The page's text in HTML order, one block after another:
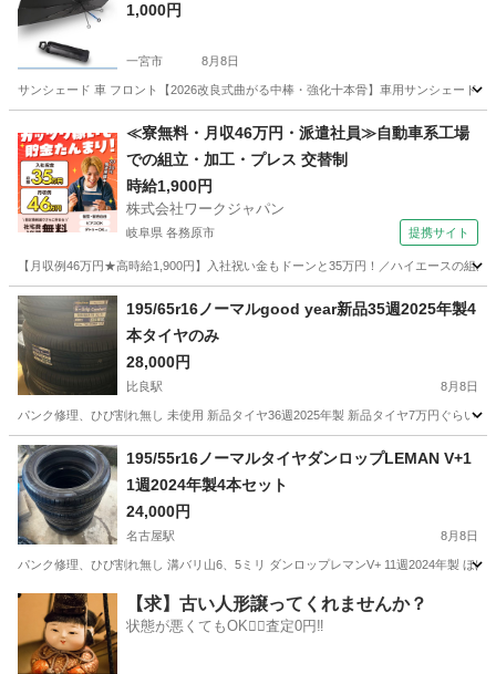
1,000円
一宮市 8月8日
サンシェード 車 フロント【2026改良式曲がる中棒・強化十本骨】車用サンシェード
その他
≪寮無料・月収46万円・派遣社員≫自動車系工場
での組立・加工・プレス 交替制
時給1,900円
株式会社ワークジャパン
岐阜県 各務原市 提携サイト
【月収例46万円★高時給1,900円】入社祝い金もドーンと35万円！／ハイエースの組
岐阜 各務原市 195/65r16ノーマルgood year新品35週2025年製4
本タイヤのみ
28,000円
比良駅 8月8日
パンク修理、ひび割れ無し 未使用 新品タイヤ36週2025年製 新品タイヤ7万円ぐらい
愛知 名古屋市 タイヤ、ホイール
195/55r16ノーマルタイヤダンロップLEMAN V+1
1週2024年製4本セット
24,000円
名古屋駅 8月8日
パンク修理、ひび割れ無し 溝バリ山6、5ミリ ダンロップレマンV+ 11週2024年製 ほ
愛知 名古屋市 名古屋駅 タイヤ、ホイール ダンロップ
【求】古い人形譲ってくれませんか？
状態が悪くてもOK🙆‍♀️査定0円‼️